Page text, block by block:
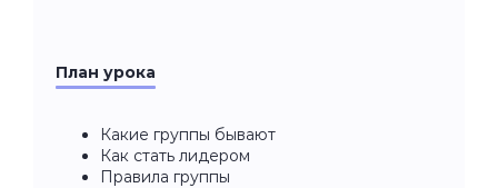
План урока
Какие группы бывают
Как стать лидером
Правила группы